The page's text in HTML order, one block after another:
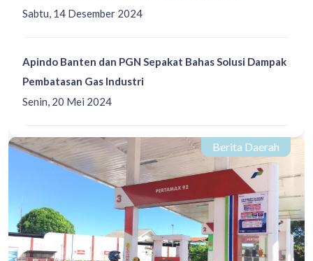
Sabtu, 14 Desember 2024
Senin, 20 Mei 2024
Apindo Banten dan PGN Sepakat Bahas Solusi Dampak
Pembatasan Gas Industri
Berita Daerah